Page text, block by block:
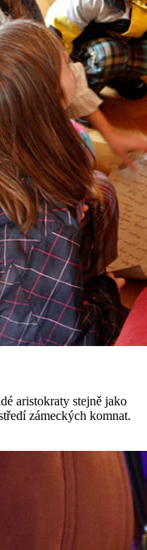
aristokraty stejně jako
zámeckých komnat.